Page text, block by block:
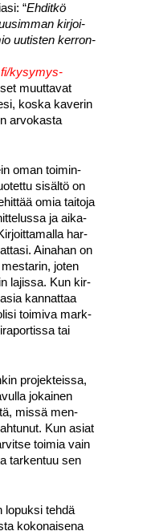
“Ehdit­kö
kir­joi­
uutis­ten ker­ron­
kysymys-
muut­ta­vat
kos­ka kave­rin
arvo­kas­ta
oman toi­min­
sisäl­tö on
omia tai­to­ja
ja aika­
har­
Aina­han on
joten
lajis­sa. Kun kir­
kan­nat­taa
toi­mi­va mark­
tai
pro­jek­teis­sa,
jokai­nen
mis­sä men­
Kun asiat
toi­mia vain
tar­ken­tuu sen
lopuk­si teh­dä
koko­nai­se­na